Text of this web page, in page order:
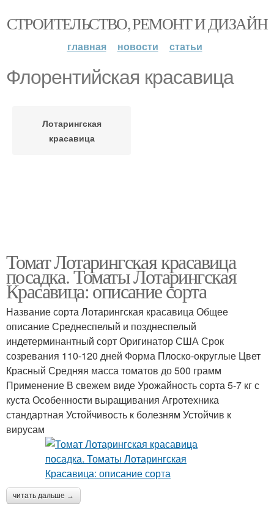
СТРОИТЕЛЬСТВО, РЕМОНТ И ДИЗАЙН
главная новости статьи
Флорентийская красавица
Лотарингская
красавица
Томат Лотарингская красавица
посадка. Томаты Лотарингская
Красавица: описание сорта
Название сорта Лотарингская красавица Общее
описание Среднеспелый и позднеспелый
индетерминантный сорт Оригинатор США Срок
созревания 110-120 дней Форма Плоско-округлые Цвет
Красный Средняя масса томатов до 500 грамм
Применение В свежем виде Урожайность сорта 5-7 кг с
куста Особенности выращивания Агротехника
стандартная Устойчивость к болезням Устойчив к
вирусам
читать дальше →